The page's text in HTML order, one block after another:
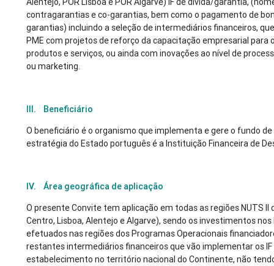
contragarantias e co-garantias, bem como o pagamento de
garantias) incluindo a seleção de intermediários financeiros,
PME com projetos de reforço da capacitação empresarial para
produtos e serviços, ou ainda com inovações ao nível de
ou marketing.
III. Beneficiário
O beneficiário é o organismo que implementa e gere o fundo
estratégia do Estado português é a Instituição Financeira de
IV. Área geográfica de aplicação
O presente Convite tem aplicação em todas as regiões NUTS
Centro, Lisboa, Alentejo e Algarve), sendo os investimentos
efetuados nas regiões dos Programas Operacionais
restantes intermediários financeiros que vão implementar os
estabelecimento no território nacional do Continente, não